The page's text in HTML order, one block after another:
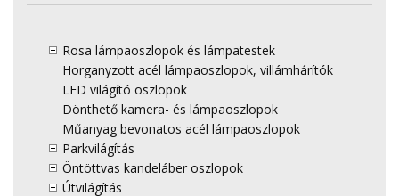
Rosa lámpaoszlopok és lámpatestek
Horganyzott acél lámpaoszlopok, villámhárítók
LED világító oszlopok
Dönthető kamera- és lámpaoszlopok
Műanyag bevonatos acél lámpaoszlopok
Parkvilágítás
Öntöttvas kandeláber oszlopok
Útvilágítás